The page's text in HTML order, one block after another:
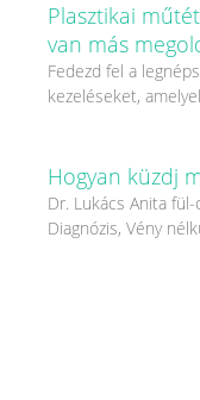
Plasztikai
van más
Fedezd fel a
kezeléseket,
Hogyan küzdj
Dr. Lukács Anita
Diagnózis, Vény